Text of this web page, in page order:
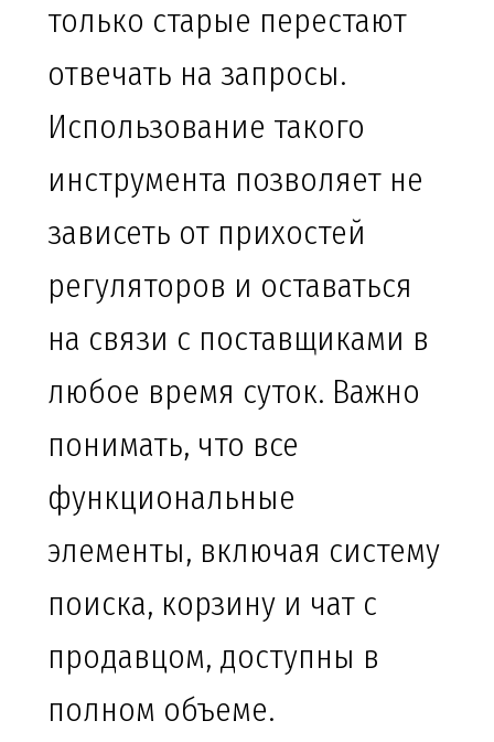
только старые перестают
отвечать на запросы.
Использование такого
инструмента позволяет не
зависеть от прихостей
регуляторов и оставаться
на связи с поставщиками в
любое время суток. Важно
понимать, что все
функциональные
элементы, включая систему
поиска, корзину и чат с
продавцом, доступны в
полном объеме.